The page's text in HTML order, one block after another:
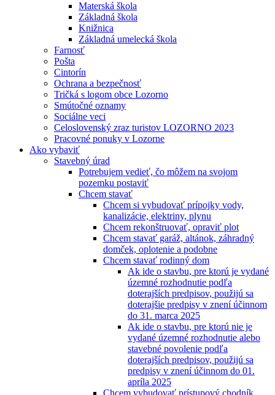
Materská škola
Základná škola
Knižnica
Základná umelecká škola
Farnosť
Pošta
Cintorín
Ochrana a bezpečnosť
Tričká s logom obce Lozorno
Smútočné oznamy
Sociálne veci
Celoslovenský zraz turistov LOZORNO 2023
Pracovné ponuky v Lozorne
Ako vybaviť
Stavebný úrad
Potrebujem vedieť, čo môžem na svojom
pozemku postaviť
Chcem stavať
Chcem si vybudovať prípojky vody,
kanalizácie, elektriny, plynu
Chcem rekonštruovať, opraviť plot
Chcem stavať garáž, altánok, záhradný
domček, oplotenie a podobne
Chcem stavať rodinný dom
Ak ide o stavbu, pre ktorú je vydané
územné rozhodnutie podľa
doterajších predpisov, použijú sa
doterajšie predpisy v znení účinnom
do 31. marca 2025
Ak ide o stavbu, pre ktorú nie je
vydané územné rozhodnutie alebo
stavebné povolenie podľa
doterajších predpisov, použijú sa
predpisy v znení účinnom do 01.
apríla 2025
Chcem vybudovať prístupový chodník,